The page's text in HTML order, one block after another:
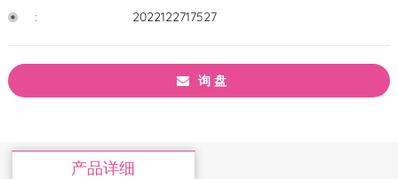
: 2022122717527
询 盘
产品详细